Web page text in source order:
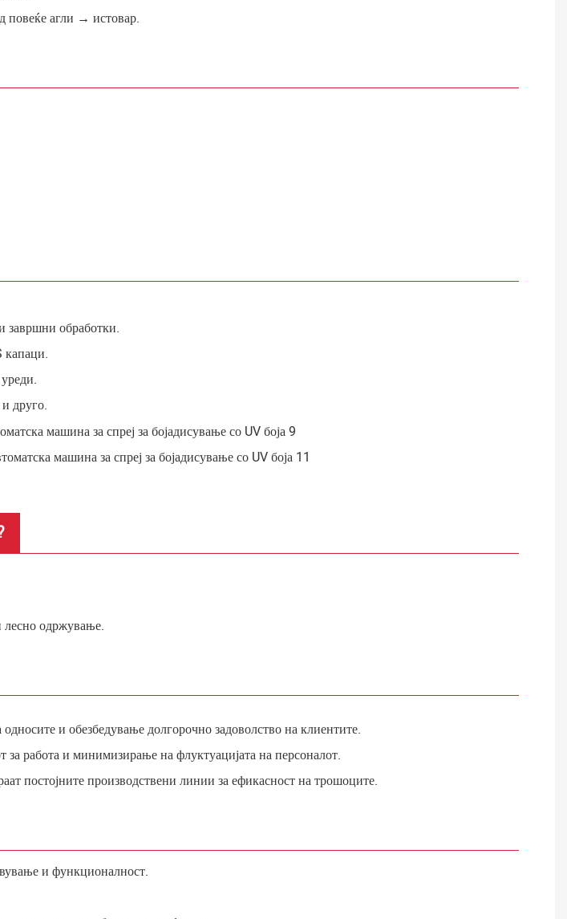
агли → истовар.
завршни обработки.
капаци.
друго.
одржување.
и обезбедување долгорочно задоволство на клиентите.
работа и минимизирање на флуктуацијата на персоналот.
постојните производствени линии за ефикасност на трошоците.
и функционалност.